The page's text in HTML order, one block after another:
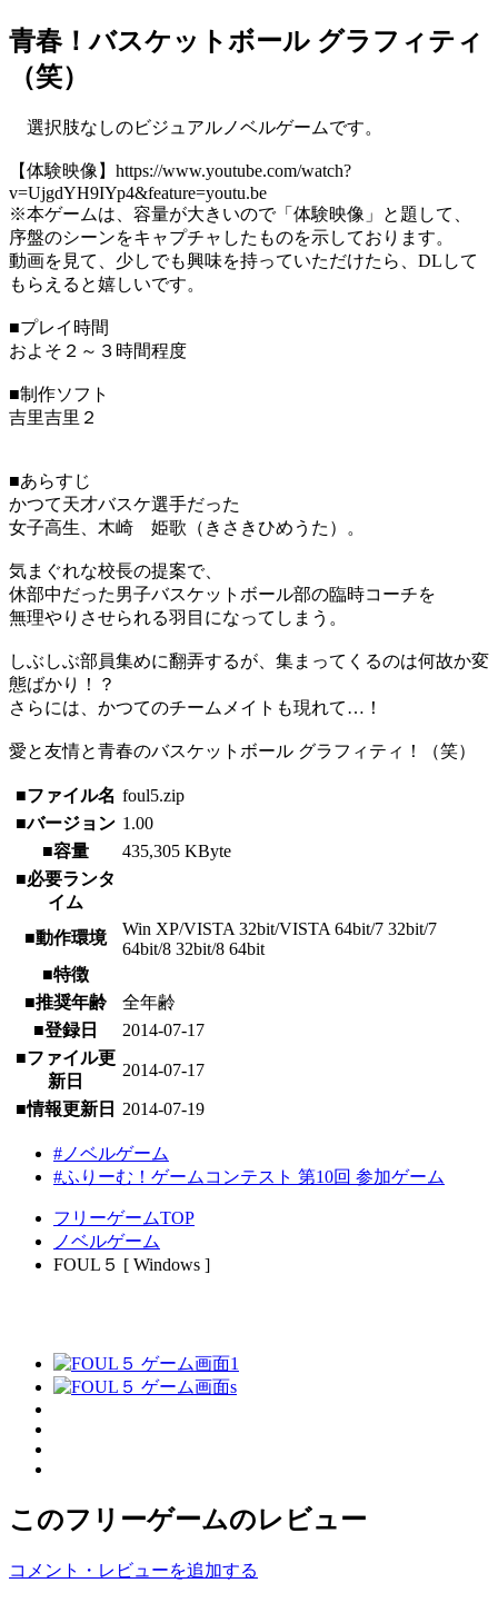
青春！バスケットボール グラフィティ
（笑）
選択肢なしのビジュアルノベルゲームです。
【体験映像】https://www.youtube.com/watch?
v=UjgdYH9IYp4&feature=youtu.be
※本ゲームは、容量が大きいので「体験映像」と題して、
序盤のシーンをキャプチャしたものを示しております。
動画を見て、少しでも興味を持っていただけたら、DLして
もらえると嬉しいです。
■プレイ時間
およそ２～３時間程度
■制作ソフト
吉里吉里２
■あらすじ
かつて天才バスケ選手だった
女子高生、木崎 姫歌（きさきひめうた）。
気まぐれな校長の提案で、
休部中だった男子バスケットボール部の臨時コーチを
無理やりさせられる羽目になってしまう。
しぶしぶ部員集めに翻弄するが、集まってくるのは何故か変
態ばかり！？
さらには、かつてのチームメイトも現れて…！
愛と友情と青春のバスケットボール グラフィティ！（笑）
■ファイル名 foul5.zip
■バージョン 1.00
■容量
435,305 KByte
■必要ランタ
イム
■動作環境
Win XP/VISTA 32bit/VISTA 64bit/7 32bit/7
64bit/8 32bit/8 64bit
■特徴
■推奨年齢
全年齢
■登録日
2014-07-17
■ファイル更
新日
2014-07-17
■情報更新日 2014-07-19
#ノベルゲーム
#ふりーむ！ゲームコンテスト 第10回 参加ゲーム
フリーゲームTOP
ノベルゲーム
FOUL５ [ Windows ]
このフリーゲームのレビュー
コメント・レビューを追加する